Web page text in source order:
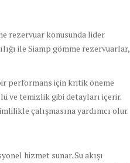
rezervuar konusunda lider
ile Siamp gömme rezervuarlar,
performans için kritik öneme
ve temizlik gibi detayları içerir.
çalışmasına yardımcı olur.
hizmet sunar. Su akışı